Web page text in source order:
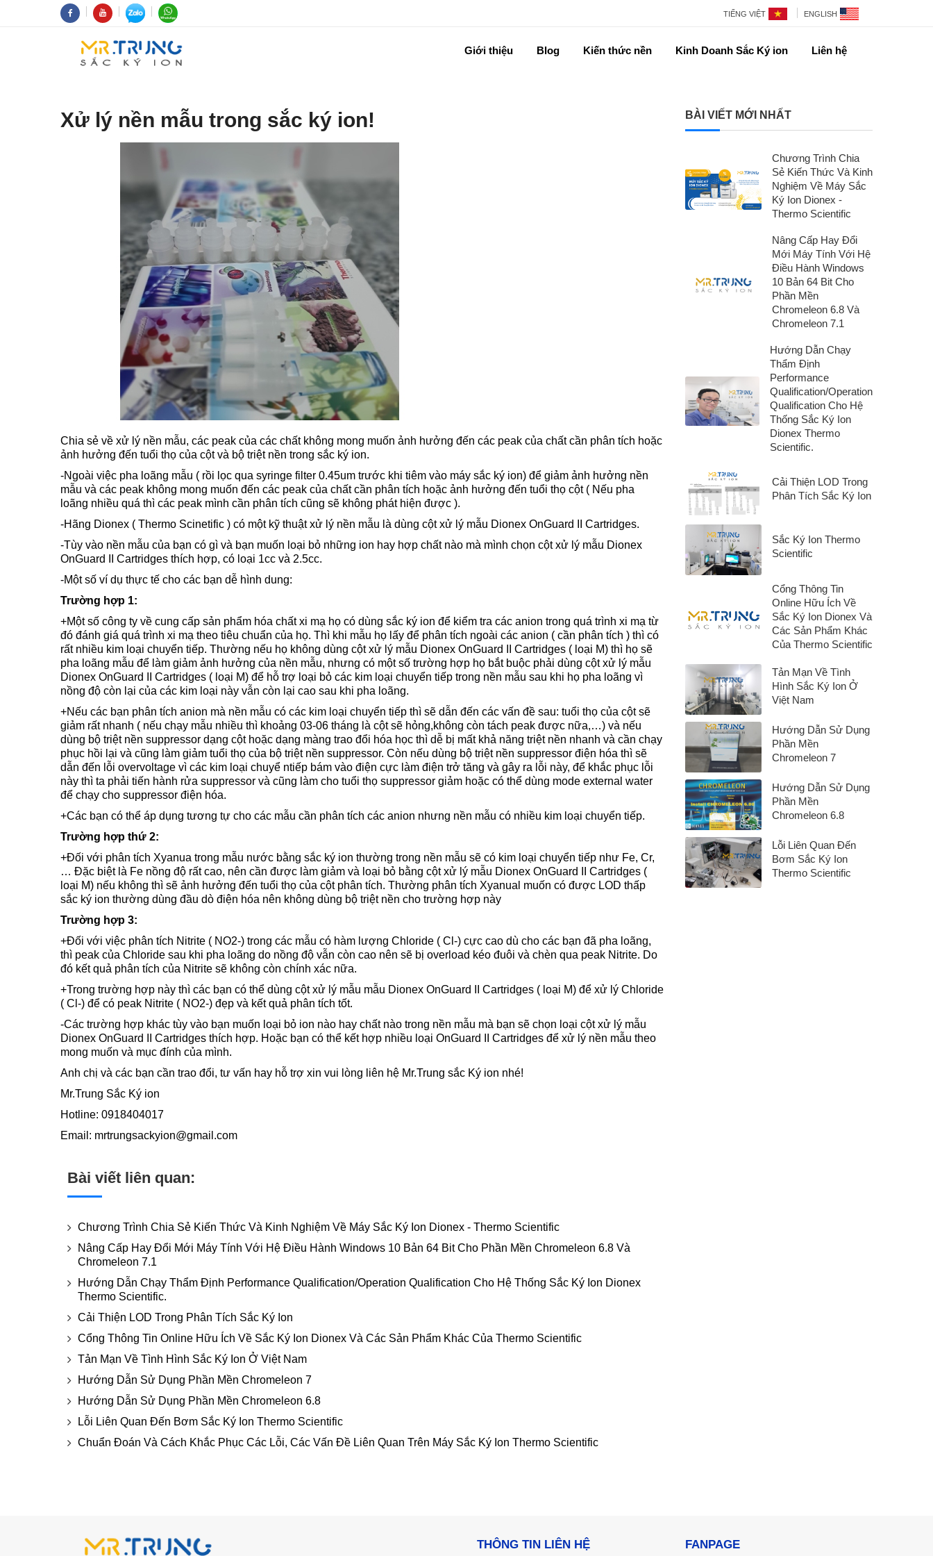
TIẾNG VIỆT ENGLISH
Giới thiệu Blog Kiến thức nền Kinh Doanh Sắc Ký ion Liên hệ
Xử lý nền mẫu trong sắc ký ion!
Chia sẻ về xử lý nền mẫu, các peak của các chất không mong muốn ảnh hưởng đến các peak của chất cần phân tích hoặc
ảnh hưởng đến tuổi thọ của cột và bộ triệt nền trong sắc ký ion.
-Ngoài việc pha loãng mẫu ( rồi lọc qua syringe filter 0.45um trước khi tiêm vào máy sắc ký ion) để giảm ảnh hưởng nền
mẫu và các peak không mong muốn đến các peak của chất cần phân tích hoặc ảnh hưởng đến tuổi thọ cột ( Nếu pha
loãng nhiều quá thì các peak mình cần phân tích cũng sẽ không phát hiện được ).
-Hãng Dionex ( Thermo Scinetific ) có một kỹ thuật xử lý nền mẫu là dùng cột xử lý mẫu Dionex OnGuard II Cartridges.
-Tùy vào nền mẫu của bạn có gì và bạn muốn loại bỏ những ion hay hợp chất nào mà mình chọn cột xử lý mẫu Dionex
OnGuard II Cartridges thích hợp, có loại 1cc và 2.5cc.
-Một số ví dụ thực tế cho các bạn dễ hình dung:
Trường hợp 1:
+Một số công ty về cung cấp sản phẩm hóa chất xi mạ họ có dùng sắc ký ion để kiểm tra các anion trong quá trình xi mạ từ
đó đánh giá quá trình xi mạ theo tiêu chuẩn của họ. Thì khi mẫu họ lấy để phân tích ngoài các anion ( cần phân tích ) thì có
rất nhiều kim loại chuyển tiếp. Thường nếu họ không dùng cột xử lý mẫu Dionex OnGuard II Cartridges ( loại M) thì họ sẽ
pha loãng mẫu để làm giảm ảnh hưởng của nền mẫu, nhưng có một số trường hợp họ bắt buộc phải dùng cột xử lý mẫu
Dionex OnGuard II Cartridges ( loại M) để hỗ trợ loại bỏ các kim loại chuyển tiếp trong nền mẫu sau khi họ pha loãng vì
nồng độ còn lại của các kim loại này vẫn còn lại cao sau khi pha loãng.
+Nếu các bạn phân tích anion mà nền mẫu có các kim loại chuyển tiếp thì sẽ dẫn đến các vấn đề sau: tuổi thọ của cột sẽ
giảm rất nhanh ( nếu chạy mẫu nhiều thì khoảng 03-06 tháng là cột sẽ hỏng,không còn tách peak được nữa,…) và nếu
dùng bộ triệt nền suppressor dạng cột hoặc dạng màng trao đổi hóa học thì dễ bị mất khả năng triệt nền nhanh và cần chạy
phục hồi lại và cũng làm giảm tuổi thọ của bộ triệt nền suppressor. Còn nếu dùng bộ triệt nền suppressor điện hóa thì sẽ
dẫn đến lỗi overvoltage vì các kim loại chuyể ntiếp bám vào điện cực làm điện trở tăng và gây ra lỗi này, để khắc phục lỗi
này thì ta phải tiến hành rửa suppressor và cũng làm cho tuổi thọ suppressor giảm hoặc có thể dùng mode external water
để chạy cho suppressor điện hóa.
+Các bạn có thể áp dụng tương tự cho các mẫu cần phân tích các anion nhưng nền mẫu có nhiều kim loại chuyển tiếp.
Trường hợp thứ 2:
+Đối với phân tích Xyanua trong mẫu nước bằng sắc ký ion thường trong nền mẫu sẽ có kim loại chuyển tiếp như Fe, Cr,
… Đặc biệt là Fe nồng độ rất cao, nên cần được làm giảm và loại bỏ bằng cột xử lý mẫu Dionex OnGuard II Cartridges (
loại M) nếu không thì sẽ ảnh hưởng đến tuổi thọ của cột phân tích. Thường phân tích Xyanual muốn có được LOD thấp
sắc ký ion thường dùng đầu dò điện hóa nên không dùng bộ triệt nền cho trường hợp này
Trường hợp 3:
+Đối với việc phân tích Nitrite ( NO2-) trong các mẫu có hàm lượng Chloride ( Cl-) cực cao dù cho các bạn đã pha loãng,
thì peak của Chloride sau khi pha loãng do nồng độ vẫn còn cao nên sẽ bị overload kéo đuôi và chèn qua peak Nitrite. Do
đó kết quả phân tích của Nitrite sẽ không còn chính xác nữa.
+Trong trường hợp này thì các bạn có thể dùng cột xử lý mẫu mẫu Dionex OnGuard II Cartridges ( loại M) để xử lý Chloride
( Cl-) để có peak Nitrite ( NO2-) đẹp và kết quả phân tích tốt.
-Các trường hợp khác tùy vào bạn muốn loại bỏ ion nào hay chất nào trong nền mẫu mà bạn sẽ chọn loại cột xử lý mẫu
Dionex OnGuard II Cartridges thích hợp. Hoặc bạn có thể kết hợp nhiều loại OnGuard II Cartridges để xử lý nền mẫu theo
mong muốn và mục đính của mình.
Anh chị và các bạn cần trao đổi, tư vấn hay hỗ trợ xin vui lòng liên hệ Mr.Trung sắc Ký ion nhé!
Mr.Trung Sắc Ký ion
Hotline: 0918404017
Email: mrtrungsackyion@gmail.com
Bài viết liên quan:
Chương Trình Chia Sẻ Kiến Thức Và Kinh Nghiệm Về Máy Sắc Ký Ion Dionex - Thermo Scientific
Nâng Cấp Hay Đổi Mới Máy Tính Với Hệ Điều Hành Windows 10 Bản 64 Bit Cho Phần Mền Chromeleon 6.8 Và
Chromeleon 7.1
Hướng Dẫn Chạy Thẩm Định Performance Qualification/Operation Qualification Cho Hệ Thống Sắc Ký Ion Dionex
Thermo Scientific.
Cải Thiện LOD Trong Phân Tích Sắc Ký Ion
Cổng Thông Tin Online Hữu Ích Về Sắc Ký Ion Dionex Và Các Sản Phẩm Khác Của Thermo Scientific
Tản Mạn Về Tình Hình Sắc Ký Ion Ở Việt Nam
Hướng Dẫn Sử Dụng Phần Mền Chromeleon 7
Hướng Dẫn Sử Dụng Phần Mền Chromeleon 6.8
Lỗi Liên Quan Đến Bơm Sắc Ký Ion Thermo Scientific
Chuẩn Đoán Và Cách Khắc Phục Các Lỗi, Các Vấn Đề Liên Quan Trên Máy Sắc Ký Ion Thermo Scientific
BÀI VIẾT MỚI NHẤT
Chương Trình Chia
Sẻ Kiến Thức Và Kinh
Nghiệm Về Máy Sắc
Ký Ion Dionex -
Thermo Scientific
Nâng Cấp Hay Đổi
Mới Máy Tính Với Hệ
Điều Hành Windows
10 Bản 64 Bit Cho
Phần Mền
Chromeleon 6.8 Và
Chromeleon 7.1
Hướng Dẫn Chạy
Thẩm Định
Performance
Qualification/Operation
Qualification Cho Hệ
Thống Sắc Ký Ion
Dionex Thermo
Scientific.
Cải Thiện LOD Trong
Phân Tích Sắc Ký Ion
Sắc Ký Ion Thermo
Scientific
Cổng Thông Tin
Online Hữu Ích Về
Sắc Ký Ion Dionex Và
Các Sản Phẩm Khác
Của Thermo Scientific
Tản Mạn Về Tình
Hình Sắc Ký Ion Ở
Việt Nam
Hướng Dẫn Sử Dụng
Phần Mền
Chromeleon 7
Hướng Dẫn Sử Dụng
Phần Mền
Chromeleon 6.8
Lỗi Liên Quan Đến
Bơm Sắc Ký Ion
Thermo Scientific
THÔNG TIN LIÊN HỆ FANPAGE